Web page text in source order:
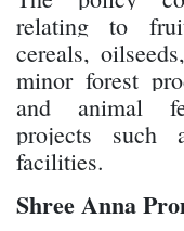
relating to
cereals,
minor forest
and animal
projects such
facilities.
Shree Anna